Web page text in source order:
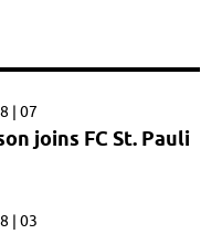
| 07
joins FC St. Pauli
| 03